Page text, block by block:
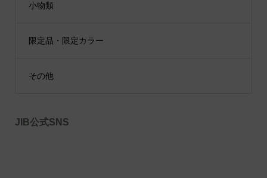
小物類
限定品・限定カラー
その他
JIB公式SNS